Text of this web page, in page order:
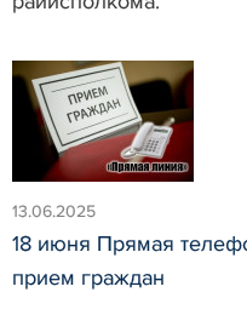
13.06.2025
18 июня Прямая
прием граждан